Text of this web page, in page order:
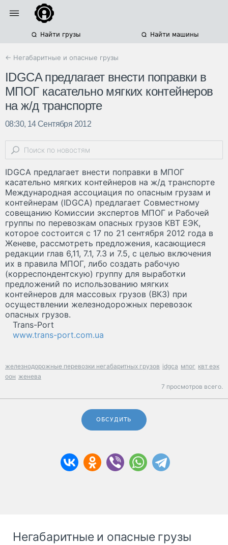
Найти грузы Найти машины
← Негабаритные и опасные грузы
IDGCA предлагает внести поправки в
МПОГ касательно мягких контейнеров
на ж/д транспорте
08:30, 14 Сентября 2012
IDGCA предлагает внести поправки в МПОГ
касательно мягких контейнеров на ж/д транспорте
Международная ассоциация по опасным грузам и
контейнерам (IDGCA) предлагает Совместному
совещанию Комиссии экспертов МПОГ и Рабочей
группы по перевозкам опасных грузов КВТ ЕЭК,
которое состоится с 17 по 21 сентября 2012 года в
Женеве, рассмотреть предложения, касающиеся
редакции глав 6,11, 7.1, 7.3 и 7.5, с целью включения
их в правила МПОГ, либо создать рабочую
(корреспондентскую) группу для выработки
предложений по использованию мягких
контейнеров для массовых грузов (ВК3) при
осуществлении железнодорожных перевозок
опасных грузов.
Trans-Port
www.trans-port.com.ua
железнодорожные перевозки негабаритных грузов idgca мпог квт еэк
оон женева
7 просмотров всего.
ОБСУДИТЬ
Негабаритные и опасные грузы